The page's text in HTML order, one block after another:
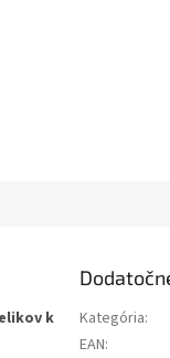
k
Kategória:
EAN: